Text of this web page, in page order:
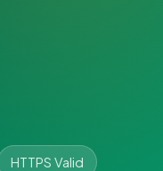
HTTPS Valid